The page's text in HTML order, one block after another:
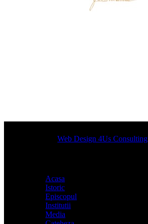
Designed byWeb Design 4Us Consulting
Acasa
Istoric
Episcopul
Institutii
Media